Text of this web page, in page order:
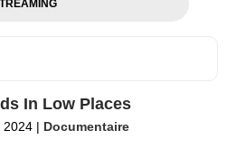
In Low Places
2024 | Documentaire